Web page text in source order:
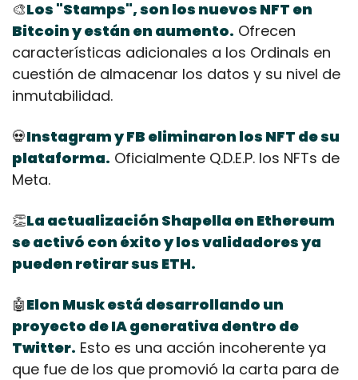
🎨Los "Stamps", son los nuevos NFT en
Bitcoin y están en aumento. Ofrecen
características adicionales a los Ordinals en
cuestión de almacenar los datos y su nivel de
inmutabilidad.
💀Instagram y FB eliminaron los NFT de su
plataforma. Oficialmente Q.D.E.P. los NFTs de
Meta.
👏La actualización Shapella en Ethereum
se activó con éxito y los validadores ya
pueden retirar sus ETH.
🤖Elon Musk está desarrollando un
proyecto de IA generativa dentro de
Twitter. Esto es una acción incoherente ya
que fue de los que promovió la carta para de